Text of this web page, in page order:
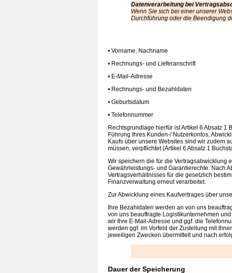
Datenverarbeitung bei
Wenn Sie sich bei einer unserer
Durchführung oder die Beendigung
• Vorname, Nachname
• Rechnungs- und Lieferanschrift
• E-Mail-Adresse
• Rechnungs- und Bezahldaten
• Geburtsdatum
• Telefonnummer
Rechtsgrundlage hierfür ist Artikel 6 Absatz 1
Führung Ihres Kunden-/ Nutzerkontos,
Kaufs über unsere Websites sind wir zudem
müssen, verpflichtet (Artikel 6 Absatz 1
Wir speichern die für die Vertragsabwicklung
Gewährleistungs- und Garantierechte. Nach
Vertragsverhältnisses für die gesetzlich
Finanzverwaltung erneut verarbeitet.
Zur Abwicklung eines Kaufvertrages über
Ihre Bezahldaten werden an von uns
von uns beauftragte Logistikunternehmen
wir Ihre E-Mail-Adresse und ggf. die
werden ggf. im Vorfeld der Zustellung mit
jeweiligen Zwecken übermittelt und nach
Dauer der Speicherung